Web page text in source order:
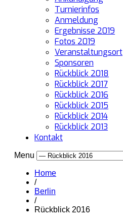
Turnierinfos
Anmeldung
Ergebnisse 2019
Fotos 2019
Veranstaltungsort
Sponsoren
Rückblick 2018
Rückblick 2017
Rückblick 2016
Rückblick 2015
Rückblick 2014
Rückblick 2013
Kontakt
Menu
Home
/
Berlin
/
Rückblick 2016